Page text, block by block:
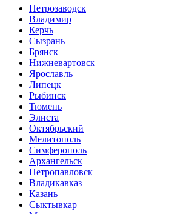
Петрозаводск
Владимир
Керчь
Сызрань
Брянск
Нижневартовск
Ярославль
Липецк
Рыбинск
Тюмень
Элиста
Октябрьский
Мелитополь
Симферополь
Архангельск
Петропавловск
Владикавказ
Казань
Сыктывкар